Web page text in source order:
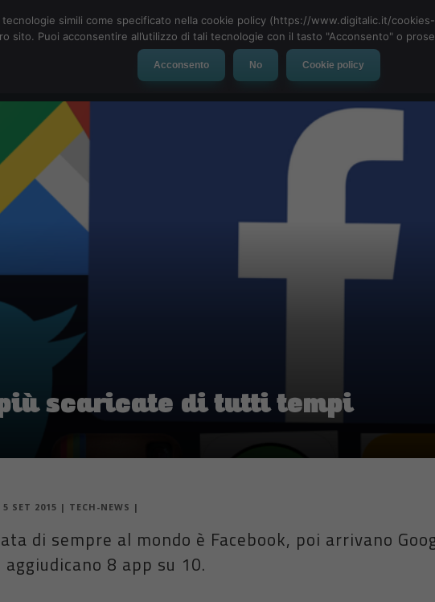
Social Network App Automotive Tech-News
scaricate di tutti tempi
5 SET 2015 | TECH-NEWS |
di sempre al mondo è Facebook, poi arrivano
8 app su 10.
simili come specificato nella cookie policy (https://www.digitalic.it/
sito. Puoi acconsentire all’utilizzo di tali tecnologie con il tasto "Acconsento" o
Acconsento No Cookie policy